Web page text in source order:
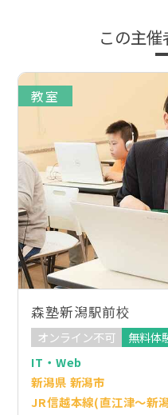
この主
教室
森塾新潟駅前校
オンライン不可
無料体
IT・Web
新潟県 新潟市
JR信越本線(直江津～新